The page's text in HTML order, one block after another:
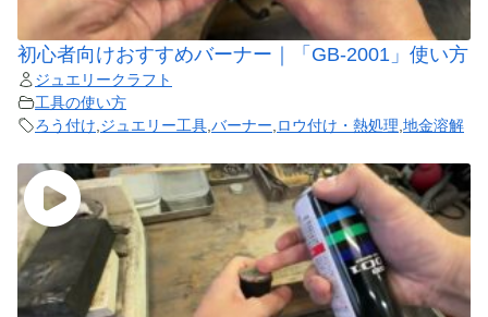
初心者向けおすすめバーナー｜「GB-2001」使い方
ジュエリークラフト
工具の使い方
ろう付け ジュエリー工具 バーナー ロウ付け・熱処理 地金溶解